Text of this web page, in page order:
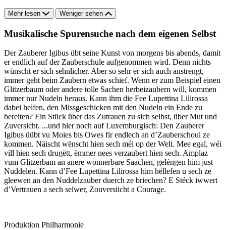
Mehr lesen Weniger sehen
Musikalische Spurensuche nach dem eigenen Selbst
Der Zauberer Igibus übt seine Kunst von morgens bis abends, damit
er endlich auf der Zauberschule aufgenommen wird. Denn nichts
wünscht er sich sehnlicher. Aber so sehr er sich auch anstrengt,
immer geht beim Zaubern etwas schief. Wenn er zum Beispiel einen
Glitzerbaum oder andere tolle Sachen herbeizaubern will, kommen
immer nur Nudeln heraus. Kann ihm die Fee Lupettina Lilirossa
dabei helfen, den Missgeschicken mit den Nudeln ein Ende zu
bereiten? Ein Stück über das Zutrauen zu sich selbst, über Mut und
Zuversicht. ...und hier noch auf Luxemburgisch: Den Zauberer
Igibus üübt vu Moies bis Owes fir endlech an d’Zauberschoul ze
kommen. Näischt wënscht hien sech méi op der Welt. Mee egal, wéi
vill hien sech drugëtt, ëmmer nees verzaubert hien sech. Amplaz
vum Glitzerbam an anere wonnerbare Saachen, geléngen him just
Nuddelen. Kann d’Fee Lupettina Lilirossa him hëllefen u sech ze
gleewen an den Nuddelzauber duerch ze briechen? E Stéck iwwert
d’Vertrauen a sech selwer, Zouversiicht a Courage.
Produktion Philharmonie